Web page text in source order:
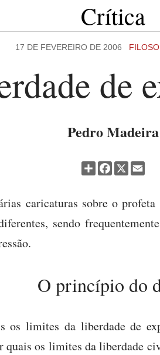
Crítica
17 DE FEVEREIRO DE 2006
de
Pedro Madeira
Partilhar
Facebook
X
caricaturas sobre o
sendo
O princípio do
os limites da liberdade de
quais os limites da liberdade